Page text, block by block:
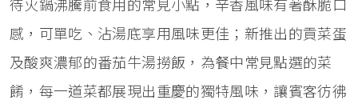
待火鍋沸騰前食用的常見小點，辛香風味有著酥脆口
感，可單吃、沾湯底享用風味更佳；新推出的貢菜蛋
及酸爽濃郁的番茄牛湯撈飯，為餐中常見點選的菜
餚，每一道菜都展現出重慶的獨特風味，讓賓客彷彿